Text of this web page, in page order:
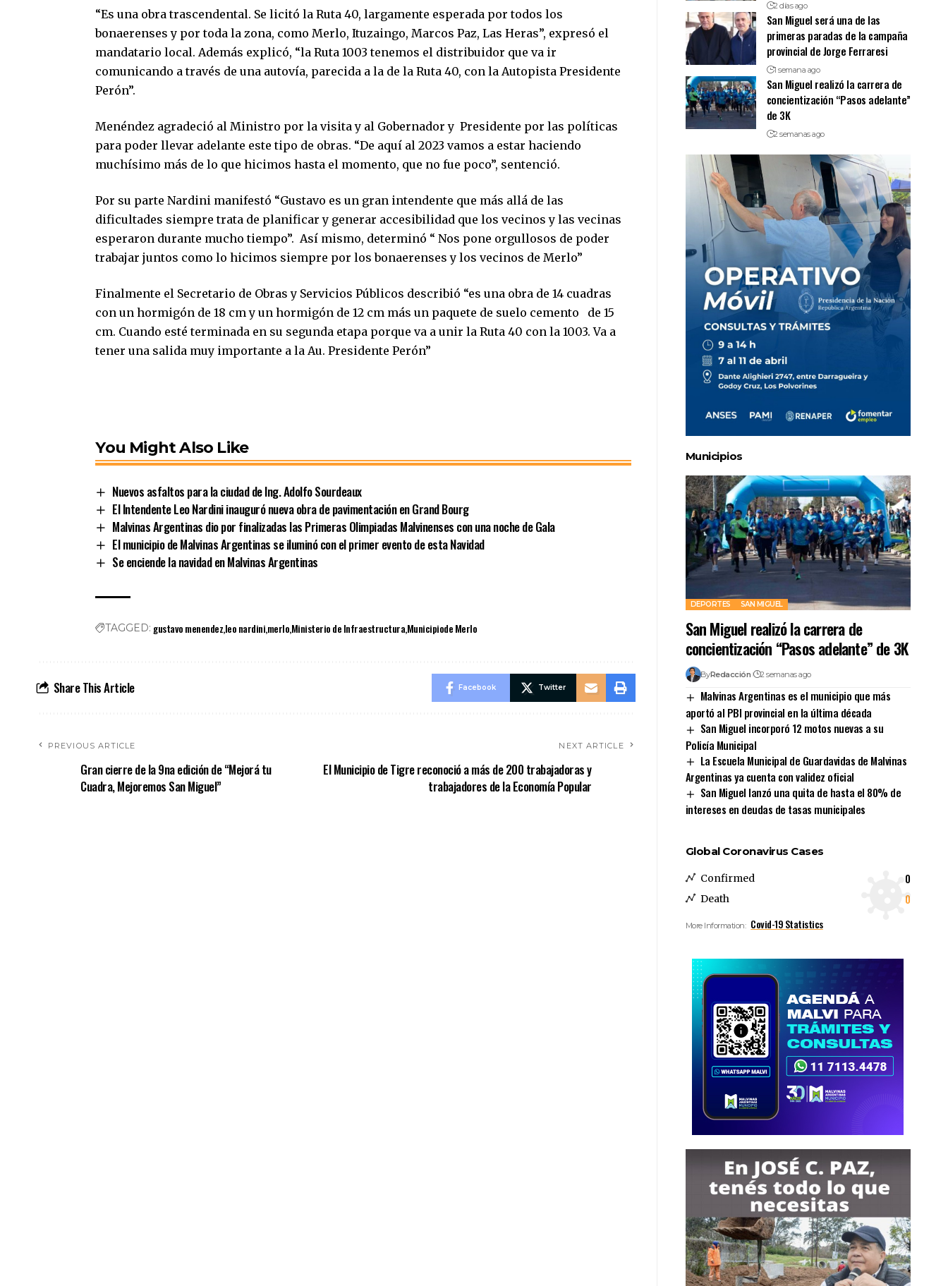
“Es una obra trascendental. Se licitó la Ruta 40, largamente esperada por todos los
bonaerenses y por toda la zona, como Merlo, Ituzaingo, Marcos Paz, Las Heras”, expresó el
mandatario local. Además explicó, “la Ruta 1003 tenemos el distribuidor que va ir
comunicando a través de una autovía, parecida a la de la Ruta 40, con la Autopista Presidente
Perón”.
Menéndez agradeció al Ministro por la visita y al Gobernador y Presidente por las políticas
para poder llevar adelante este tipo de obras. “De aquí al 2023 vamos a estar haciendo
muchísimo más de lo que hicimos hasta el momento, que no fue poco”, sentenció.
Por su parte Nardini manifestó “Gustavo es un gran intendente que más allá de las
dificultades siempre trata de planificar y generar accesibilidad que los vecinos y las vecinas
esperaron durante mucho tiempo”. Así mismo, determinó “ Nos pone orgullosos de poder
trabajar juntos como lo hicimos siempre por los bonaerenses y los vecinos de Merlo”
Finalmente el Secretario de Obras y Servicios Públicos describió “es una obra de 14 cuadras
con un hormigón de 18 cm y un hormigón de 12 cm más un paquete de suelo cemento de 15
cm. Cuando esté terminada en su segunda etapa porque va a unir la Ruta 40 con la 1003. Va a
tener una salida muy importante a la Au. Presidente Perón”
You Might Also Like
Nuevos asfaltos para la ciudad de Ing. Adolfo Sourdeaux
El Intendente Leo Nardini inauguró nueva obra de pavimentación en Grand Bourg
Malvinas Argentinas dio por finalizadas las Primeras Olimpiadas Malvinenses con una noche de Gala
El municipio de Malvinas Argentinas se iluminó con el primer evento de esta Navidad
Se enciende la navidad en Malvinas Argentinas
TAGGED: gustavo menendezleo nardinimerloMinisterio de InfraestructuraMunicipiode Merlo
Share This Article Facebook Twitter
PREVIOUS ARTICLE
Gran cierre de la 9na edición de “Mejorá tu
Cuadra, Mejoremos San Miguel”
NEXT ARTICLE
El Municipio de Tigre reconoció a más de 200 trabajadoras y
trabajadores de la Economía Popular
2 días ago
San Miguel será una de las
primeras paradas de la campaña
provincial de Jorge Ferraresi
1 semana ago
San Miguel realizó la carrera de
concientización “Pasos adelante”
de 3K
2 semanas ago
Municipios
DEPORTES SAN MIGUEL
San Miguel realizó la carrera de
concientización “Pasos adelante” de 3K
ByRedacción 2 semanas ago
Malvinas Argentinas es el municipio que más
aportó al PBI provincial en la última década
San Miguel incorporó 12 motos nuevas a su
Policía Municipal
La Escuela Municipal de Guardavidas de Malvinas
Argentinas ya cuenta con validez oficial
San Miguel lanzó una quita de hasta el 80% de
intereses en deudas de tasas municipales
Global Coronavirus Cases
Confirmed 0
Death 0
More Information: Covid-19 Statistics